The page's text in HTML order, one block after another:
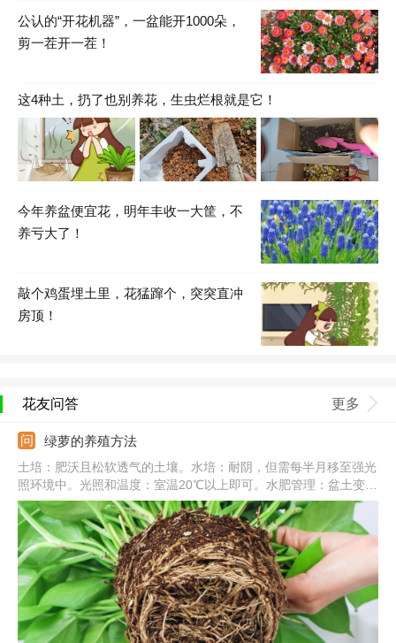
公认的“开花机器”，一盆能开1000朵，
剪一茬开一茬！
这4种土，扔了也别养花，生虫烂根就是它！
今年养盆便宜花，明年丰收一大筐，不
养亏大了！
敲个鸡蛋埋土里，花猛蹿个，突突直冲
房顶！
花友问答 更多
绿萝的养殖方法
土培：肥沃且松软透气的土壤。水培：耐阴，但需每半月移至强光
照环境中。光照和温度：室温20℃以上即可。水肥管理：盆土变干
需要及时浇水，一次浇透，秋冬减少浇水和施肥。常见病害：炭疽
病、根腐病、叶斑病。